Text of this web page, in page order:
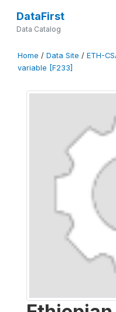
DataFirst
Data Catalog
Home / Data Site / ETH-
variable [F233]